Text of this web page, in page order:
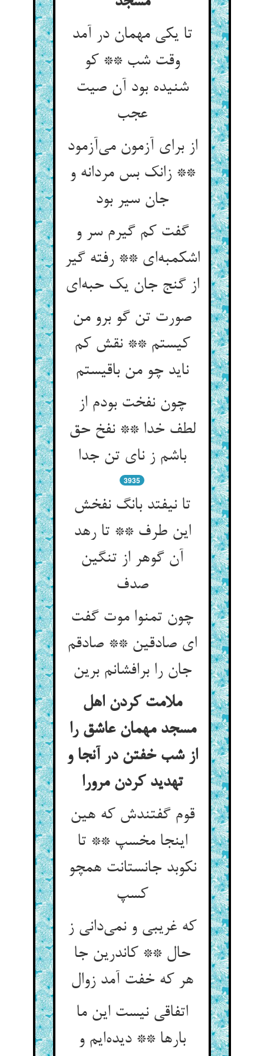
تا یکی مهمان در آمد
وقت شب ** کو
شنیده بود آن صیت
عجب
از برای آزمون می‌آزمود
** زانک بس مردانه و
جان سیر بود
گفت کم گیرم سر و
اشکمبه‌ای ** رفته گیر
از گنج جان یک حبه‌ای
صورت تن گو برو من
کیستم ** نقش کم
ناید چو من باقیستم
چون نفخت بودم از
لطف خدا ** نفخ حق
باشم ز نای تن جدا
3935
تا نیفتد بانگ نفخش
این طرف ** تا رهد
آن گوهر از تنگین
صدف
چون تمنوا موت گفت
ای صادقین ** صادقم
جان را برافشانم برین
ملامت کردن اهل
مسجد مهمان عاشق را
از شب خفتن در آنجا و
تهدید کردن مرورا
قوم گفتندش که هین
اینجا مخسپ ** تا
نکوبد جانستانت همچو
کسپ
که غریبی و نمی‌دانی ز
حال ** کاندرین جا
هر که خفت آمد زوال
اتفاقی نیست این ما
بارها ** دیده‌ایم و